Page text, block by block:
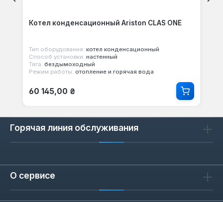
Котел конденсационный Ariston CLAS ONE
Тип оборудования: котел конденсационный
Способ установки: настенный
Тяга: бездымоходный
Режим работы: отопление и горячая вода
Обычная цена:
60 145,00 ₴
Горячая линия обслуживания
О сервисе